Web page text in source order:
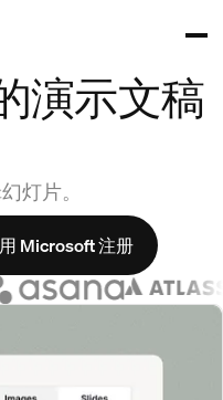
演示文稿
灯片。
Microsoft 注册